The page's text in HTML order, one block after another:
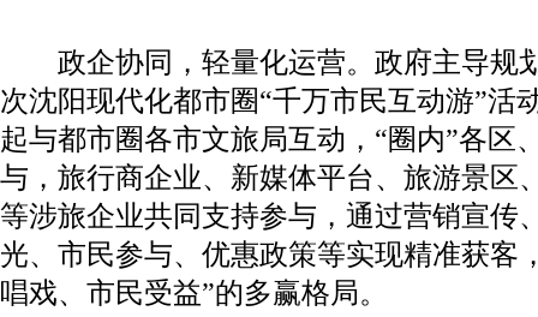
政企协同，轻量化运营。政府主导规
次沈阳现代化都市圈“千万市民互动游”活
起与都市圈各市文旅局互动，“圈内”各区
与，旅行商企业、新媒体平台、旅游景区
等涉旅企业共同支持参与，通过营销宣传
光、市民参与、优惠政策等实现精准获客
唱戏、市民受益”的多赢格局。